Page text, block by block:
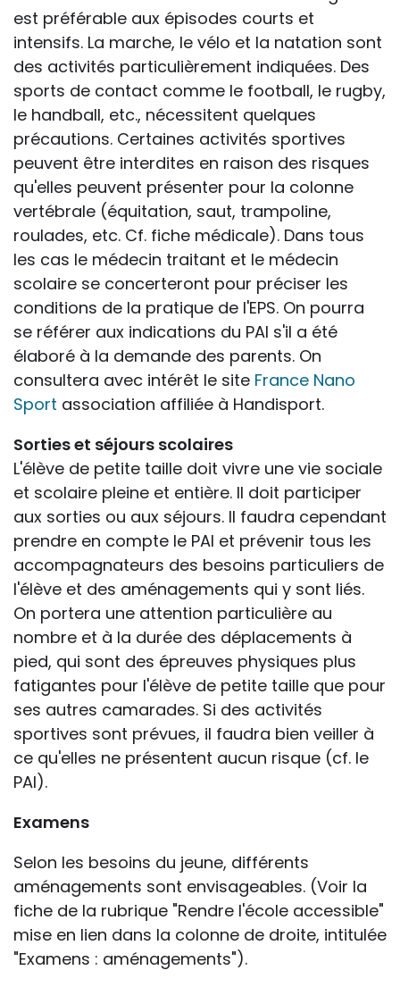
est préférable aux épisodes courts et
intensifs. La marche, le vélo et la natation sont
des activités particulièrement indiquées. Des
sports de contact comme le football, le rugby,
le handball, etc., nécessitent quelques
précautions. Certaines activités sportives
peuvent être interdites en raison des risques
qu'elles peuvent présenter pour la colonne
vertébrale (équitation, saut, trampoline,
roulades, etc. Cf. fiche médicale). Dans tous
les cas le médecin traitant et le médecin
scolaire se concerteront pour préciser les
conditions de la pratique de l'EPS. On pourra
se référer aux indications du PAI s'il a été
élaboré à la demande des parents. On
consultera avec intérêt le site France Nano
Sport association affiliée à Handisport.
Sorties et séjours scolaires
L'élève de petite taille doit vivre une vie sociale
et scolaire pleine et entière. Il doit participer
aux sorties ou aux séjours. Il faudra cependant
prendre en compte le PAI et prévenir tous les
accompagnateurs des besoins particuliers de
l'élève et des aménagements qui y sont liés.
On portera une attention particulière au
nombre et à la durée des déplacements à
pied, qui sont des épreuves physiques plus
fatigantes pour l'élève de petite taille que pour
ses autres camarades. Si des activités
sportives sont prévues, il faudra bien veiller à
ce qu'elles ne présentent aucun risque (cf. le
PAI).
Examens
Selon les besoins du jeune, différents
aménagements sont envisageables. (Voir la
fiche de la rubrique "Rendre l'école accessible"
mise en lien dans la colonne de droite, intitulée
"Examens : aménagements").